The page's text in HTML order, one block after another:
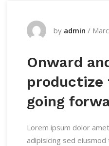
by admin /
Onward
productize
going
Lorem ipsum dolor
adipisicing sed